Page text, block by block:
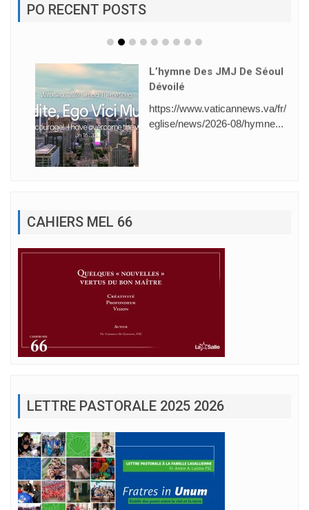
PO RECENT POSTS
L’hymne Des JMJ De Séoul
Dévoilé
https://www.vaticannews.va/fr/
eglise/news/2026-08/hymne...
CAHIERS MEL 66
LETTRE PASTORALE 2025 2026